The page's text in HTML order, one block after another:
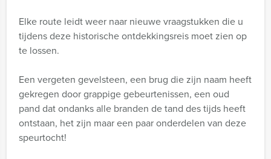
Elke route leidt weer naar nieuwe vraagstukken die u
tijdens deze historische ontdekkingsreis moet zien op
te lossen.
Een vergeten gevelsteen, een brug die zijn naam heeft
gekregen door grappige gebeurtenissen, een oud
pand dat ondanks alle branden de tand des tijds heeft
ontstaan, het zijn maar een paar onderdelen van deze
speurtocht!